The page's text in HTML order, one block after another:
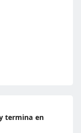
termina en